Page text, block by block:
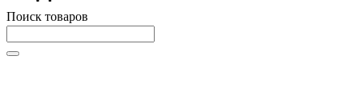
Поиск товаров